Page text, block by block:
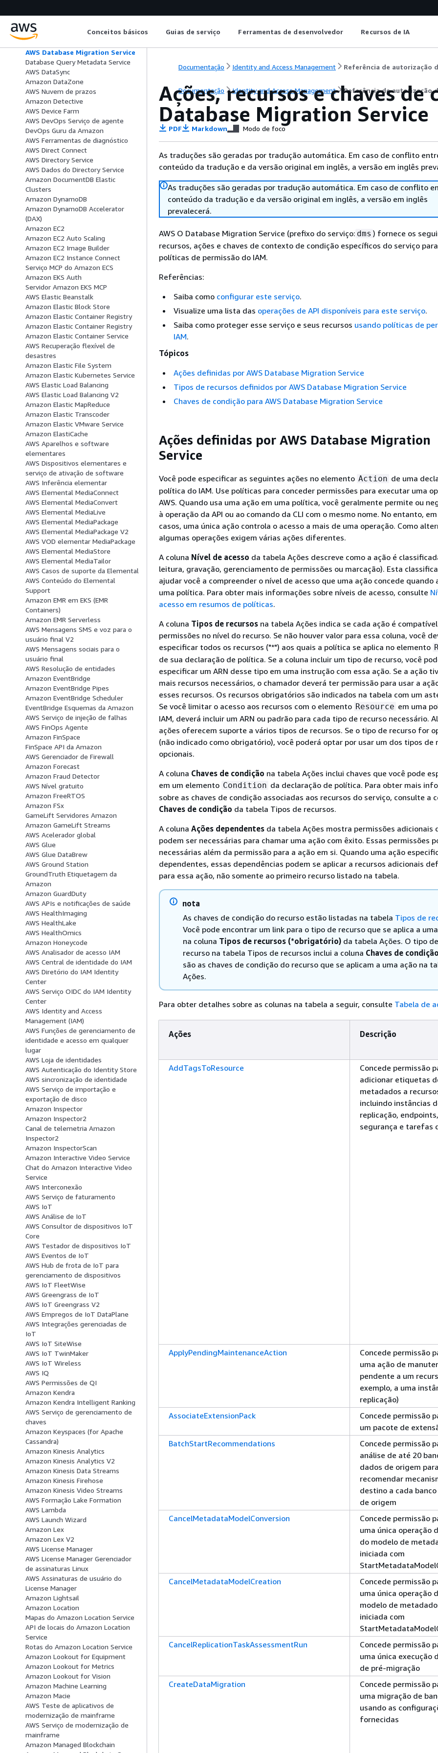
Conceitos básicos Guias de serviço Ferramentas de desenvolvedor Recursos de IA
AWS Data Exchange
Amazon Data Lifecycle Manager
AWS Data Pipeline
AWS Database Migration Service
Database Query Metadata Service
AWS DataSync
Amazon DataZone
AWS Nuvem de prazos
Amazon Detective
AWS Device Farm
AWS DevOps Serviço de agente
DevOps Guru da Amazon
AWS Ferramentas de diagnóstico
AWS Direct Connect
AWS Directory Service
AWS Dados do Directory Service
Amazon DocumentDB Elastic
Clusters
Amazon DynamoDB
Amazon DynamoDB Accelerator
(DAX)
Amazon EC2
Amazon EC2 Auto Scaling
Amazon EC2 Image Builder
Amazon EC2 Instance Connect
Serviço MCP do Amazon ECS
Amazon EKS Auth
Servidor Amazon EKS MCP
AWS Elastic Beanstalk
Amazon Elastic Block Store
Amazon Elastic Container Registry
Amazon Elastic Container Registry
Amazon Elastic Container Service
AWS Recuperação flexível de
desastres
Amazon Elastic File System
Amazon Elastic Kubernetes Service
AWS Elastic Load Balancing
AWS Elastic Load Balancing V2
Amazon Elastic MapReduce
Amazon Elastic Transcoder
Amazon Elastic VMware Service
Amazon ElastiCache
AWS Aparelhos e software
elementares
AWS Dispositivos elementares e
serviço de ativação de software
AWS Inferência elementar
AWS Elemental MediaConnect
AWS Elemental MediaConvert
AWS Elemental MediaLive
AWS Elemental MediaPackage
AWS Elemental MediaPackage V2
AWS VOD elementar MediaPackage
AWS Elemental MediaStore
AWS Elemental MediaTailor
AWS Casos de suporte da Elemental
AWS Conteúdo do Elemental
Support
Amazon EMR em EKS (EMR
Containers)
Amazon EMR Serverless
AWS Mensagens SMS e voz para o
usuário final V2
AWS Mensagens sociais para o
usuário final
AWS Resolução de entidades
Amazon EventBridge
Amazon EventBridge Pipes
Amazon EventBridge Scheduler
EventBridge Esquemas da Amazon
AWS Serviço de injeção de falhas
AWS FinOps Agente
Amazon FinSpace
FinSpace API da Amazon
AWS Gerenciador de Firewall
Amazon Forecast
Amazon Fraud Detector
AWS Nível gratuito
Amazon FreeRTOS
Amazon FSx
GameLift Servidores Amazon
Amazon GameLift Streams
AWS Acelerador global
AWS Glue
AWS Glue DataBrew
AWS Ground Station
GroundTruth Etiquetagem da
Amazon
Amazon GuardDuty
AWS APIs e notificações de saúde
AWS HealthImaging
AWS HealthLake
AWS HealthOmics
Amazon Honeycode
AWS Analisador de acesso IAM
AWS Central de identidade do IAM
AWS Diretório do IAM Identity
Center
AWS Serviço OIDC do IAM Identity
Center
AWS Identity and Access
Management (IAM)
AWS Funções de gerenciamento de
identidade e acesso em qualquer
lugar
AWS Loja de identidades
AWS Autenticação do Identity Store
AWS sincronização de identidade
AWS Serviço de importação e
exportação de disco
Amazon Inspector
Amazon Inspector2
Canal de telemetria Amazon
Inspector2
Amazon InspectorScan
Amazon Interactive Video Service
Chat do Amazon Interactive Video
Service
AWS Interconexão
AWS Serviço de faturamento
AWS IoT
AWS Análise de IoT
AWS Consultor de dispositivos IoT
Core
AWS Testador de dispositivos IoT
AWS Eventos de IoT
AWS Hub de frota de IoT para
gerenciamento de dispositivos
AWS IoT FleetWise
AWS Greengrass de IoT
AWS IoT Greengrass V2
AWS Empregos de IoT DataPlane
AWS Integrações gerenciadas de
IoT
AWS IoT SiteWise
AWS IoT TwinMaker
AWS IoT Wireless
AWS IQ
AWS Permissões de QI
Amazon Kendra
Amazon Kendra Intelligent Ranking
AWS Serviço de gerenciamento de
chaves
Amazon Keyspaces (for Apache
Cassandra)
Amazon Kinesis Analytics
Amazon Kinesis Analytics V2
Amazon Kinesis Data Streams
Amazon Kinesis Firehose
Amazon Kinesis Video Streams
AWS Formação Lake Formation
AWS Lambda
AWS Launch Wizard
Amazon Lex
Amazon Lex V2
AWS License Manager
AWS License Manager Gerenciador
de assinaturas Linux
AWS Assinaturas de usuário do
License Manager
Amazon Lightsail
Amazon Location
Mapas do Amazon Location Service
API de locais do Amazon Location
Service
Rotas do Amazon Location Service
Amazon Lookout for Equipment
Amazon Lookout for Metrics
Amazon Lookout for Vision
Amazon Machine Learning
Amazon Macie
AWS Teste de aplicativos de
modernização de mainframe
AWS Serviço de modernização de
mainframe
Amazon Managed Blockchain
Documentação Identity and Access Management Referência de autorização
Documentação Identity and Access Management Referência de autorização
Ações, recursos e chaves de
Database Migration Service
PDF Markdown Modo de foco
As traduções são geradas por tradução automática. Em caso de conflito
conteúdo da tradução e da versão original em inglês, a versão em inglês
As traduções são geradas por tradução automática. Em caso de conflito
conteúdo da tradução e da versão original em inglês, a versão em inglês
prevalecerá.
AWS O Database Migration Service (prefixo do serviço: dms ) fornece os
recursos, ações e chaves de contexto de condição específicos do serviço
políticas de permissão do IAM.
Referências:
Saiba como configurar este serviço.
Visualize uma lista das operações de API disponíveis para este serviço.
Saiba como proteger esse serviço e seus recursos usando políticas de
IAM.
Tópicos
Ações definidas por AWS Database Migration Service
Tipos de recursos definidos por AWS Database Migration Service
Chaves de condição para AWS Database Migration Service
Ações definidas por AWS Database Migration
Service
Você pode especificar as seguintes ações no elemento Action de uma
política do IAM. Use políticas para conceder permissões para executar uma
AWS. Quando usa uma ação em uma política, você geralmente permite ou
à operação da API ou ao comando da CLI com o mesmo nome. No entanto,
casos, uma única ação controla o acesso a mais de uma operação. Como
algumas operações exigem várias ações diferentes.
A coluna Nível de acesso da tabela Ações descreve como a ação é
leitura, gravação, gerenciamento de permissões ou marcação). Esta
ajudar você a compreender o nível de acesso que uma ação concede quando
uma política. Para obter mais informações sobre níveis de acesso, consulte
acesso em resumos de políticas.
A coluna Tipos de recursos na tabela Ações indica se cada ação é
permissões no nível do recurso. Se não houver valor para essa coluna, você
especificar todos os recursos ("*") aos quais a política se aplica no elemento
de sua declaração de política. Se a coluna incluir um tipo de recurso, você
especificar um ARN desse tipo em uma instrução com essa ação. Se a ação
mais recursos necessários, o chamador deverá ter permissão para usar a
esses recursos. Os recursos obrigatórios são indicados na tabela com um
Se você limitar o acesso aos recursos com o elemento Resource em uma
IAM, deverá incluir um ARN ou padrão para cada tipo de recurso necessário.
ações oferecem suporte a vários tipos de recursos. Se o tipo de recurso for
(não indicado como obrigatório), você poderá optar por usar um dos tipos de
opcionais.
A coluna Chaves de condição na tabela Ações inclui chaves que você pode
em um elemento Condition da declaração de política. Para obter mais
sobre as chaves de condição associadas aos recursos do serviço, consulte a
Chaves de condição da tabela Tipos de recursos.
A coluna Ações dependentes da tabela Ações mostra permissões adicionais
podem ser necessárias para chamar uma ação com êxito. Essas permissões
necessárias além da permissão para a ação em si. Quando uma ação
dependentes, essas dependências podem se aplicar a recursos adicionais
para essa ação, não somente ao primeiro recurso listado na tabela.
nota
As chaves de condição do recurso estão listadas na tabela Tipos de
Você pode encontrar um link para o tipo de recurso que se aplica a
na coluna Tipos de recursos (*obrigatório) da tabela Ações. O tipo de
recurso na tabela Tipos de recursos inclui a coluna Chaves de condição
são as chaves de condição do recurso que se aplicam a uma ação na
Ações.
Para obter detalhes sobre as colunas na tabela a seguir, consulte Tabela de
Ações Descrição
AddTagsToResource
Concede permissão
adicionar etiquetas
metadados a
incluindo instâncias
replicação,
segurança e tarefas
ApplyPendingMaintenanceAction
Concede permissão
uma ação de
pendente a um
exemplo, a uma
replicação)
AssociateExtensionPack
Concede permissão
um pacote de
BatchStartRecommendations
Concede permissão
análise de até 20
dados de origem para
recomendar
destino a cada
de origem
CancelMetadataModelConversion
Concede permissão
uma única operação
do modelo de
iniciada com
CancelMetadataModelCreation
Concede permissão
uma única operação
modelo de
iniciada com
CancelReplicationTaskAssessmentRun
Concede permissão
uma única execução
de pré-migração
CreateDataMigration
Concede permissão
uma migração de
usando as
fornecidas